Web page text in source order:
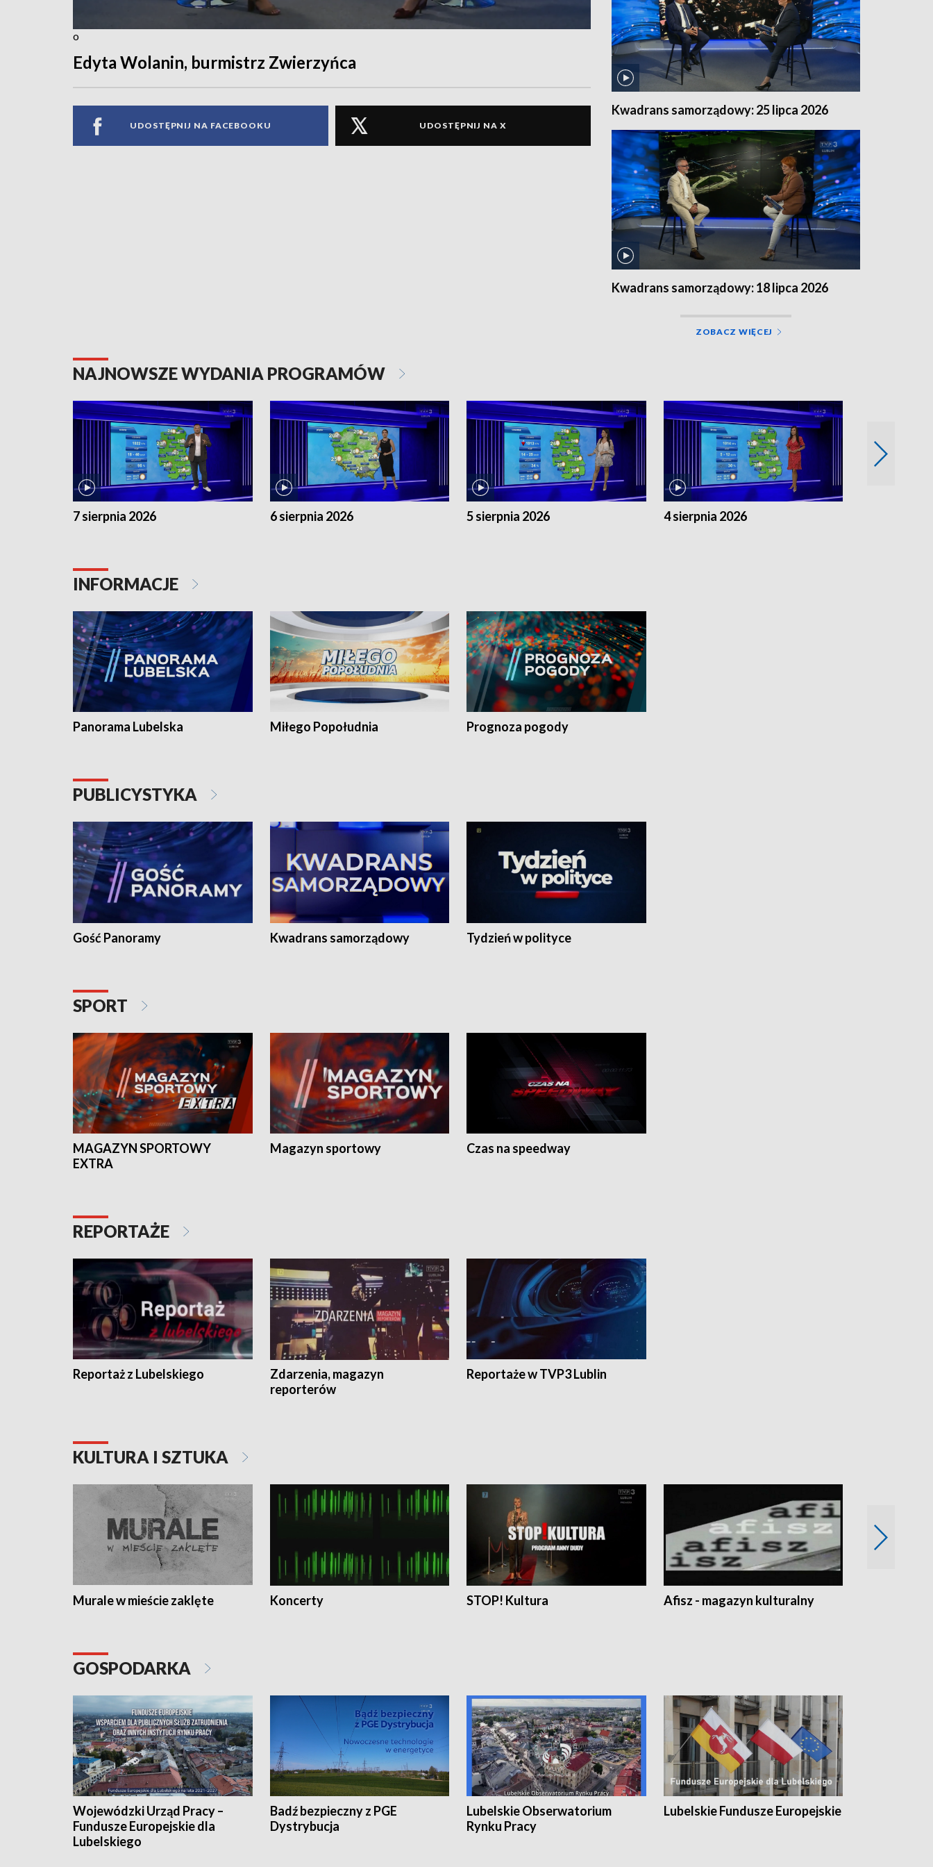
o
Edyta Wolanin, burmistrz Zwierzyńca
UDOSTĘPNIJ NA FACEBOOKU UDOSTĘPNIJ NA X
Kwadrans samorządowy: 25 lipca 2026
Kwadrans samorządowy: 18 lipca 2026
ZOBACZ WIĘCEJ
NAJNOWSZE WYDANIA PROGRAMÓW
7 sierpnia 2026 6 sierpnia 2026 5 sierpnia 2026 4 sierpnia 2026
INFORMACJE
Panorama Lubelska Miłego Popołudnia Prognoza pogody
PUBLICYSTYKA
Gość Panoramy Kwadrans samorządowy Tydzień w polityce
SPORT
MAGAZYN SPORTOWY
EXTRA
Magazyn sportowy Czas na speedway
REPORTAŻE
Reportaż z Lubelskiego
Zdarzenia, magazyn
reporterów
Reportaże w TVP3 Lublin
KULTURA I SZTUKA
Murale w mieście zaklęte Koncerty STOP! Kultura Afisz - magazyn kulturalny
GOSPODARKA
Wojewódzki Urząd Pracy –
Fundusze Europejskie dla
Lubelskiego
Badź bezpieczny z PGE
Dystrybucja
Lubelskie Obserwatorium
Rynku Pracy
Lubelskie Fundusze Europejskie